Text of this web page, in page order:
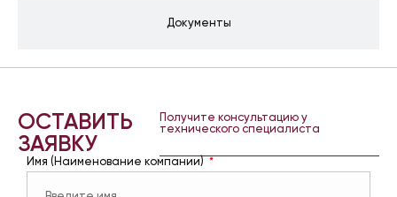
Документы
ОСТАВИТЬ
ЗАЯВКУ
Получите консультацию у
технического специалиста
Имя (Наименование компании)